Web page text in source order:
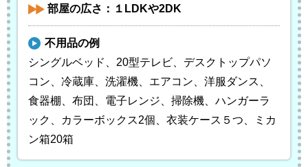
部屋の広さ：１LDKや2DK
不用品の例
シングルベッド、20型テレビ、デスクトップパソ
コン、冷蔵庫、洗濯機、エアコン、洋服ダンス、
食器棚、布団、電子レンジ、掃除機、ハンガーラ
ック、カラーボックス2個、衣装ケース５つ、ミカ
ン箱20箱